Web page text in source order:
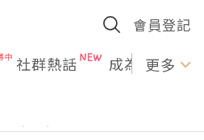
會員登記
社群熱話 成為U更多